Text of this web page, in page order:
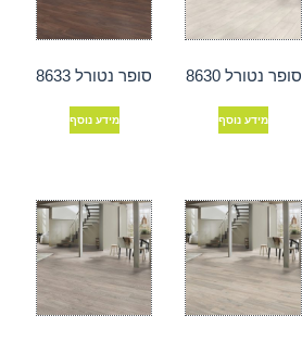
סופר נטורל 8630
מידע נוסף
סופר נטורל 8633
מידע נוסף